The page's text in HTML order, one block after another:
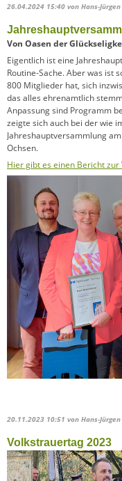
26.04.2024 15:40 von Hans-
Von Oasen der
Eigentlich ist eine
Routine-Sache. Aber was ist
800 Mitglieder hat, sich
das alles ehrenamtlich
Anpassung sind Programm
zeigte sich auch bei der wie
Jahreshauptversammlung
Ochsen.
Hier gibt es einen Bericht
20.11.2023 10:51 von Hans-
Volkstrauertag 2023